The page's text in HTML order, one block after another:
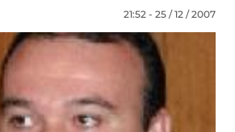
21:52 - 25 / 12 / 2007